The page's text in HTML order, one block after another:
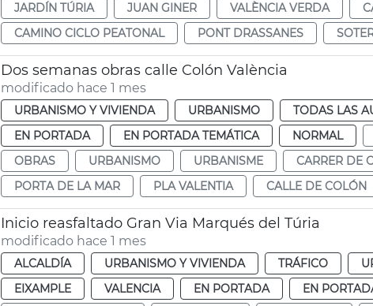
JARDÍN TÚRIA
JUAN GINER VALÈNCIA VERDA
CAMINO CICLO PEATONAL
PONT DRASSANES
Dos semanas obras calle Colón València
modificado hace 1 mes
URBANISMO Y VIVIENDA URBANISMO TODAS LAS
EN PORTADA
EN PORTADA TEMÁTICA NORMAL
OBRAS
URBANISMO URBANISME CARRER DE
PORTA DE LA MAR
PLA VALENTIA CALLE DE COLÓN
Inicio reasfaltado Gran Via Marqués del Túria
modificado hace 1 mes
ALCALDÍA URBANISMO Y VIVIENDA TRÁFICO
EIXAMPLE
VALENCIA EN PORTADA EN